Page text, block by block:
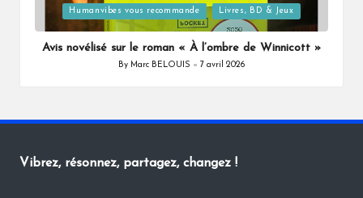
Posted
in
Humanvibes vous recommande Livres, BD & Jeux
Avis novélisé sur le roman « À l’ombre de Winnicott »
Posted
By Marc BELOUIS 7 avril 2026
Vibrez, résonnez, partagez, changez !